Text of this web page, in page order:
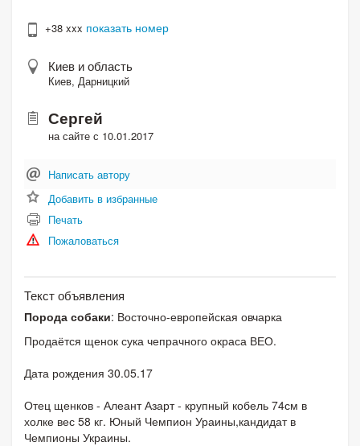
+38 xxx показать номер
Киев и область
Киев, Дарницкий
Сергей
на сайте с 10.01.2017
Написать автору
Добавить в избранные
Печать
Пожаловаться
Текст объявления
Порода собаки: Восточно-европейская овчарка
Продаётся щенок сука чепрачного окраса ВЕО.
Дата рождения 30.05.17
Отец щенков - Алеант Азарт - крупный кобель 74см в
холке вес 58 кг. Юный Чемпион Ураины,кандидат в
Чемпионы Украины.